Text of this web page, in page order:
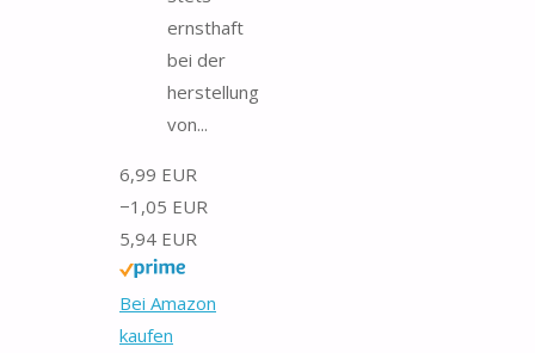
ernsthaft
bei der
herstellung
von...
6,99 EUR
−1,05 EUR
5,94 EUR
Bei Amazon
kaufen